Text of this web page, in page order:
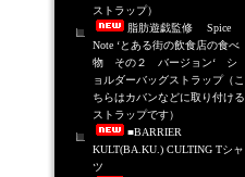
ストラップ）
脂肪遊戯監修 Spice
Note ‘とある街の飲食店の食べ
物 その２ バージョン‘ シ
ョルダーバッグストラップ（こ
ちらはカバンなどに取り付ける
ストラップです）
■BARRIER
KULT(BA.KU.) CULTING Tシャ
ツ